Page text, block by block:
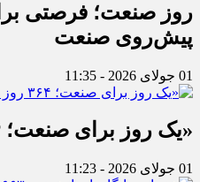
روز صنعت؛ فرصتی
پیش‌روی صنعت
01 جولای 2026 - 11:35
«یک روز برای صنعت؛ ۳۶۴ روز برای چالش»
01 جولای 2026 - 11:23